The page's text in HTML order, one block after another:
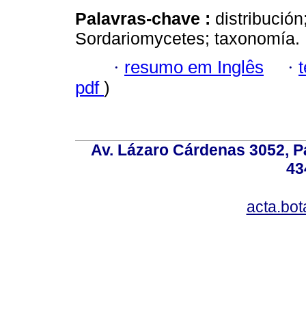
Palavras-chave :
Sordariomycetes; taxonomía.
· resumo em Inglês ·
pdf )
Av. Lázaro Cárdenas 3052,